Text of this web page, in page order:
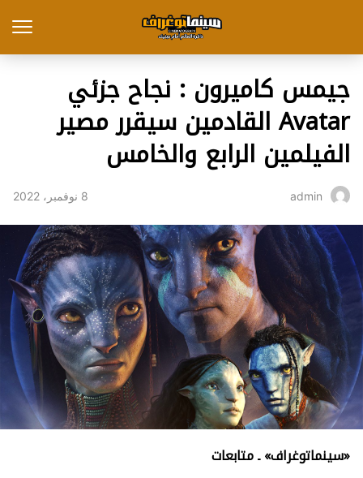
جيمس كاميرون : نجاح جزئي
Avatar القادمين سيقرر مصير
الفيلمين الرابع والخامس
admin 8 نوفمبر، 2022
«سينماتوغراف» ـ متابعات